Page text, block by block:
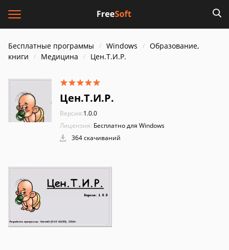
Бесплатные программы Windows
Образование,
книги
Медицина Цен.Т.И.Р.
Цен.Т.И.Р.
Версия:1.0.0
Лицензия: Бесплатно для Windows
364 скачиваний